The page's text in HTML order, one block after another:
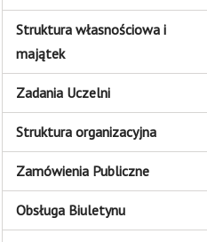
Struktura własnościowa i
majątek
Zadania Uczelni
Struktura organizacyjna
Zamówienia Publiczne
Obsługa Biuletynu